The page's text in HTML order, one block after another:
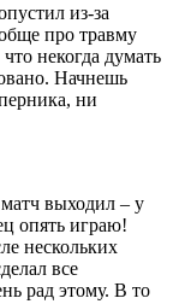
из-за
про травму
некогда думать
Начнешь
ни
выходил – у
опять играю!
нескольких
все
рад этому. В то